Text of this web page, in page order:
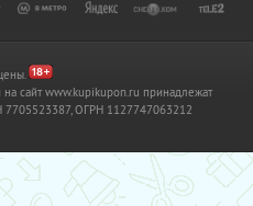
сайт www.kupikupon.ru принадлежат
7705523387, ОГРН 1127747063212